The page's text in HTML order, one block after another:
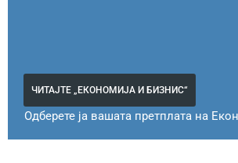
ЧИТАЈТЕ „ЕКОНОМИЈА И БИЗНИС“
Одберете ја вашата претплата на